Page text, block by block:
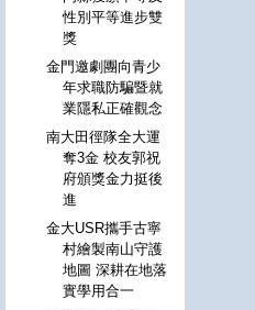
性別平等進步雙
獎
金門邀劇團向青少
年求職防騙暨就
業隱私正確觀念
南大田徑隊全大運
奪3金 校友郭祝
府頒獎金力挺後
進
金大USR攜手古寧
村繪製南山守護
地圖 深耕在地落
實學用合一